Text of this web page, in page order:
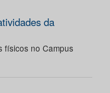
da
físicos no Campus